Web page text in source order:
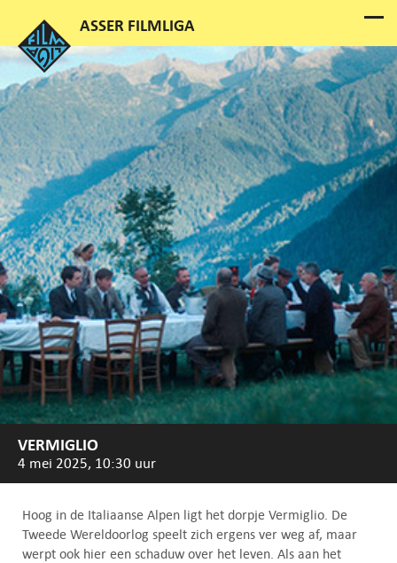
VERMIGLIO
4 mei 2025, 10:30 uur
Hoog in de Italiaanse Alpen ligt het dorpje Vermiglio. De
Tweede Wereldoorlog speelt zich ergens ver weg af, maar
werpt ook hier een schaduw over het leven. Als aan het